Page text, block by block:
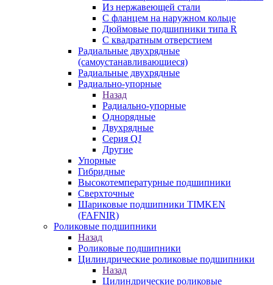
Из нержавеющей стали
С фланцем на наружном кольце
Дюймовые подшипники типа R
С квадратным отверстием
Радиальные двухрядные
(самоустанавливающиеся)
Радиальные двухрядные
Радиально-упорные
Назад
Радиально-упорные
Однорядные
Двухрядные
Серия QJ
Другие
Упорные
Гибридные
Высокотемпературные подшипники
Сверхточные
Шариковые подшипники TIMKEN
(FAFNIR)
Роликовые подшипники
Назад
Роликовые подшипники
Цилиндрические роликовые подшипники
Назад
Цилиндрические роликовые